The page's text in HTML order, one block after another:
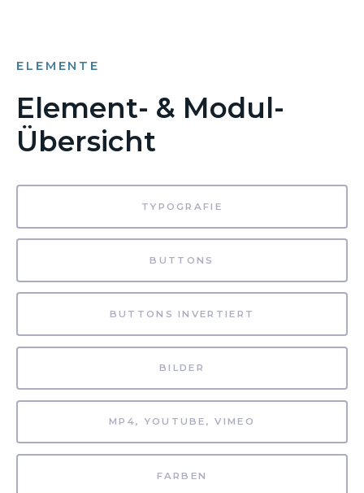
ELEMENTE
Element- & Modul-
Übersicht
TYPOGRAFIE
BUTTONS
BUTTONS INVERTIERT
BILDER
MP4, YOUTUBE, VIMEO
FARBEN